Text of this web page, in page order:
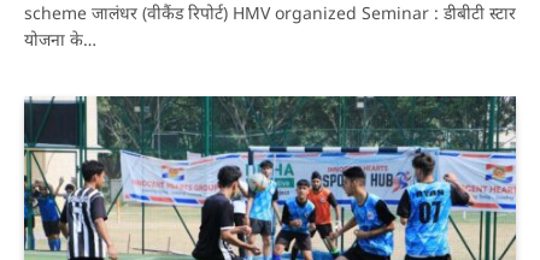
scheme जालंधर (वीकैंड रिपोर्ट) HMV organized Seminar : डीबीटी स्टार
योजना के…